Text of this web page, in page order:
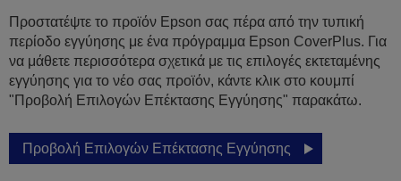
Προστατέψτε το προϊόν Epson σας πέρα από την τυπική
περίοδο εγγύησης με ένα πρόγραμμα Epson CoverPlus. Για
να μάθετε περισσότερα σχετικά με τις επιλογές εκτεταμένης
εγγύησης για το νέο σας προϊόν, κάντε κλικ στο κουμπί
"Προβολή Επιλογών Επέκτασης Εγγύησης" παρακάτω.
Προβολή Επιλογών Επέκτασης Εγγύησης